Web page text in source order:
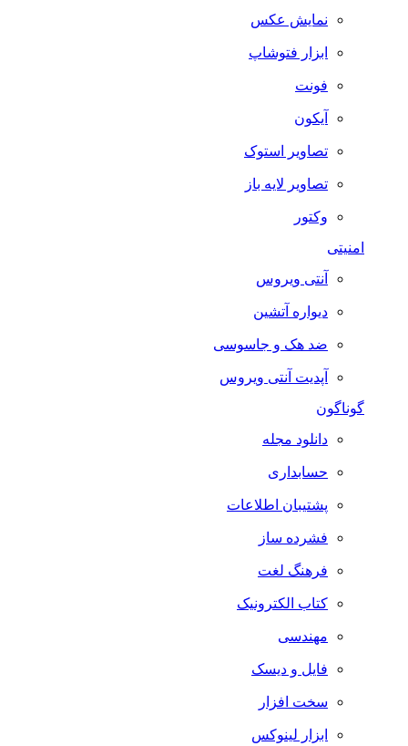
نمایش عکس
ابزار فتوشاپ
فونت
آیکون
تصاویر استوک
تصاویر لایه باز
وکتور
امنیتی
آنتی ویروس
دیواره آتشین
ضد هک و جاسوسی
آپدیت آنتی ویروس
گوناگون
دانلود مجله
حسابداری
پشتیبان اطلاعات
فشرده ساز
فرهنگ لغت
کتاب الکترونیک
مهندسی
فایل و دیسک
سخت افزار
ابزار لینوکس